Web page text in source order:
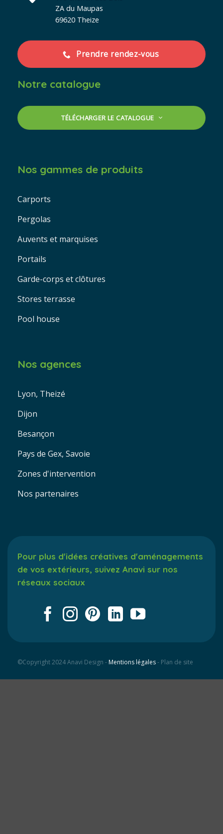
ZA du Maupas
69620 Theize
Prendre rendez-vous
Notre catalogue
TÉLÉCHARGER LE CATALOGUE
Nos gammes de produits
Carports
Pergolas
Auvents et marquises
Portails
Garde-corps et clôtures
Stores terrasse
Pool house
Nos agences
Lyon, Theizé
Dijon
Besançon
Pays de Gex, Savoie
Zones d'intervention
Nos partenaires
Pour plus d'idées créatives d'aménagements
de vos extérieurs, suivez Anavi sur nos
réseaux sociaux
©Copyright 2024 Anavi Design -Mentions légales- Plan de site